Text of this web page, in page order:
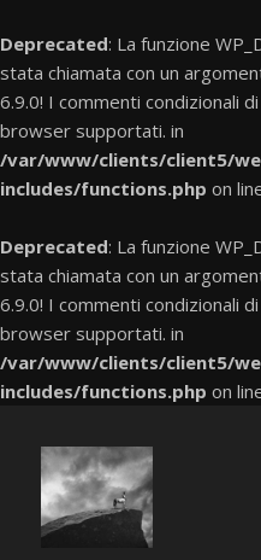
Deprecated: La funzione
stata chiamata con un
6.9.0! I commenti condizionali
browser supportati. in
/var/www/clients/client5/
includes/functions.php on
Deprecated: La funzione
stata chiamata con un
6.9.0! I commenti condizionali
browser supportati. in
/var/www/clients/client5/
includes/functions.php on